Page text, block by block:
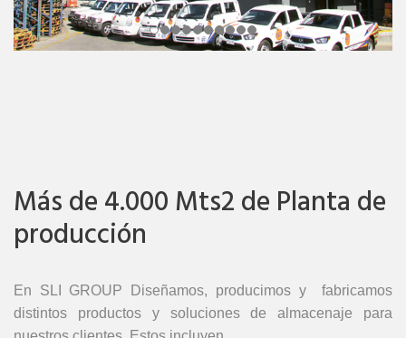
Más de 4.000 Mts2 de Planta de
producción
En SLI GROUP Diseñamos, producimos y fabricamos
distintos productos y soluciones de almacenaje para